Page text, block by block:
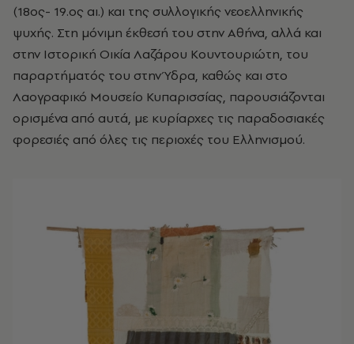
(18ος- 19.ος αι.) και της συλλογικής νεοελληνικής
ψυχής. Στη μόνιμη έκθεσή του στην Αθήνα, αλλά και
στην Ιστορική Οικία Λαζάρου Κουντουριώτη, του
παραρτήματός του στην Ύδρα, καθώς και στο
Λαογραφικό Μουσείο Κυπαρισσίας, παρουσιάζονται
ορισμένα από αυτά, με κυρίαρχες τις παραδοσιακές
φορεσιές από όλες τις περιοχές του Ελληνισμού.